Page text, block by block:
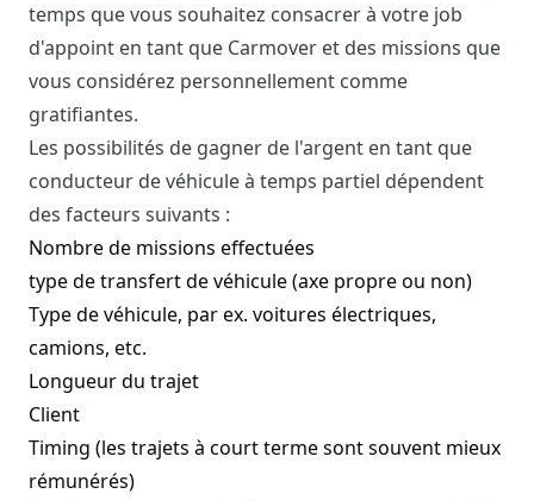
temps que vous souhaitez consacrer à votre job
d'appoint en tant que Carmover et des missions que
vous considérez personnellement comme
gratifiantes.
Les possibilités de gagner de l'argent en tant que
conducteur de véhicule à temps partiel dépendent
des facteurs suivants :
Nombre de missions effectuées
type de transfert de véhicule (axe propre ou non)
Type de véhicule, par ex. voitures électriques,
camions, etc.
Longueur du trajet
Client
Timing (les trajets à court terme sont souvent mieux
rémunérés)